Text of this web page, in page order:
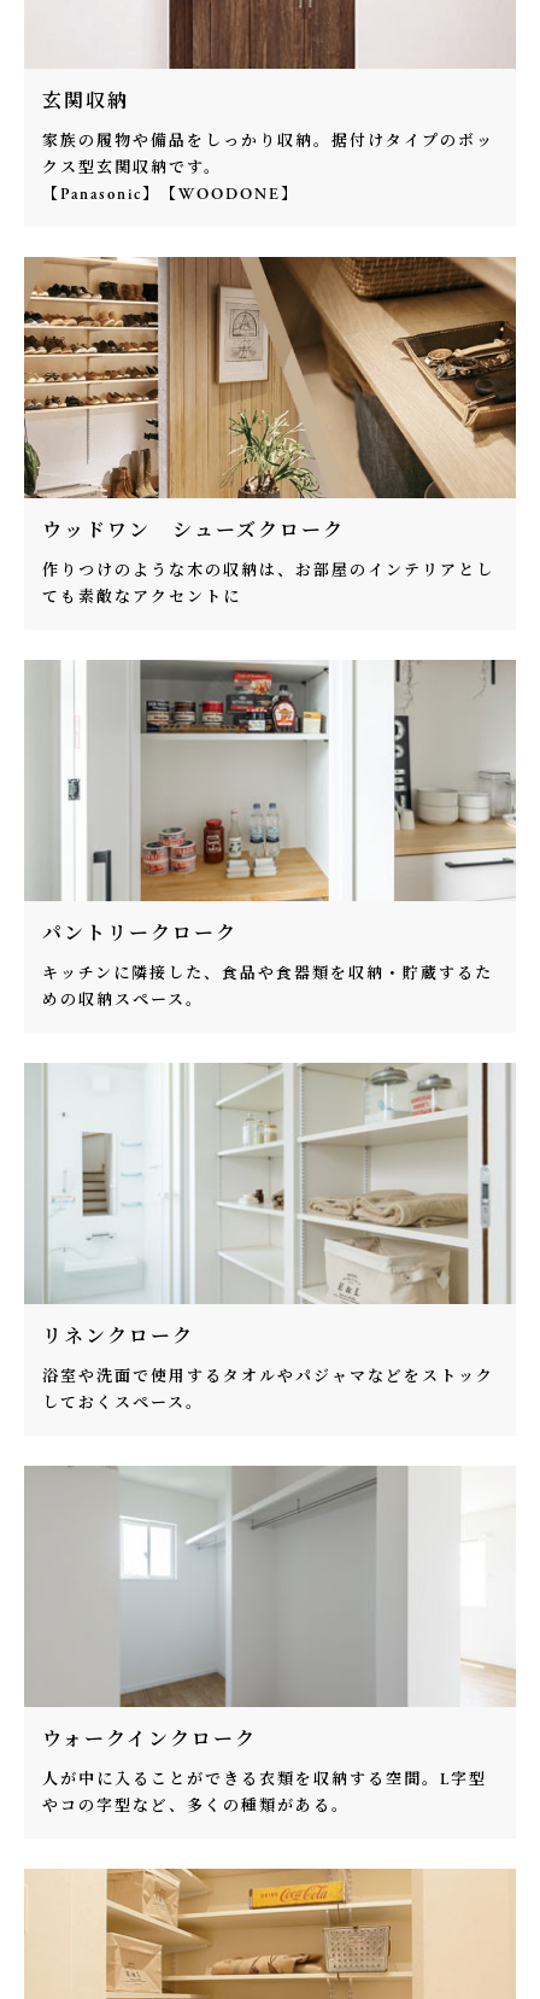
玄関収納
家族の履物や備品をしっかり収納。据付けタイプのボッ
クス型玄関収納です。
【Panasonic】【WOODONE】
ウッドワン シューズクローク
作りつけのような木の収納は、お部屋のインテリアとし
ても素敵なアクセントに
パントリークローク
キッチンに隣接した、食品や食器類を収納・貯蔵するた
めの収納スペース。
リネンクローク
浴室や洗面で使用するタオルやパジャマなどをストック
しておくスペース。
ウォークインクローク
人が中に入ることができる衣類を収納する空間。L字型
やコの字型など、多くの種類がある。